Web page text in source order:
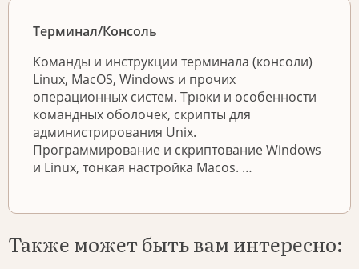
Терминал/Консоль
Команды и инструкции терминала (консоли)
Linux, MacOS, Windows и прочих
операционных систем. Трюки и особенности
командных оболочек, скрипты для
администрирования Unix.
Программирование и скриптование Windows
и Linux, тонкая настройка Macos. …
Также может быть вам интересно: